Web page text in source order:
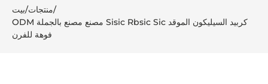
بيت/منتجات/
ODM مصنع مصنع بالجملة Sisic Rbsic Sic كربيد السيليكون الموقد